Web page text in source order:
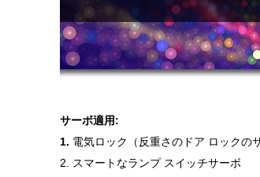
サーボ適用:
1. 電気ロック（反重さのドア ロックの
2. スマートなランプ スイッチサーボ